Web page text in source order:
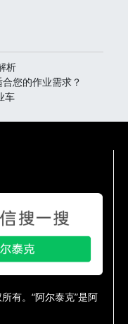
析
您的作业需求？
车
有。“阿尔泰克”是阿